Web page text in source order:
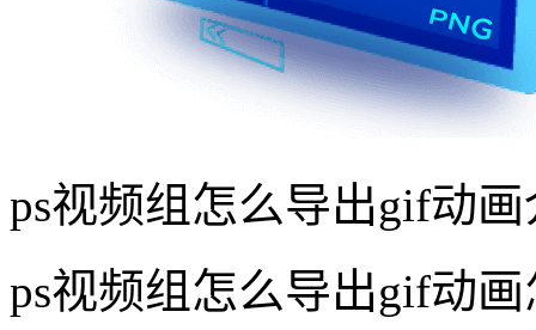
ps视频组怎么导出gif动
ps视频组怎么导出gif动